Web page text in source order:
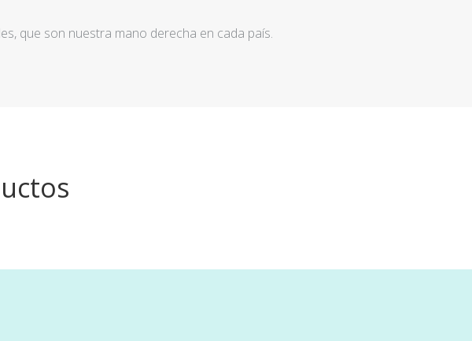
que son nuestra mano derecha en cada país.